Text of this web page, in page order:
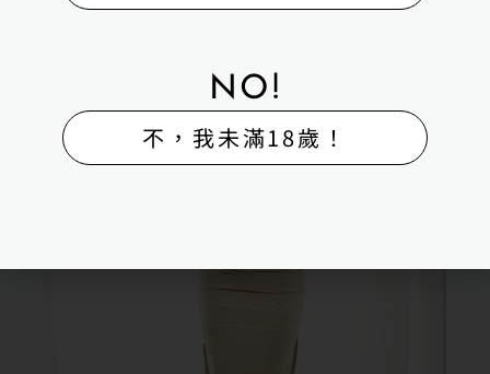
NO!
不，我未滿18歲！